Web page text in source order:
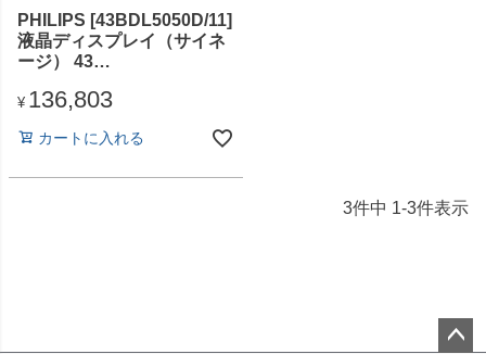
PHILIPS [43BDL5050D/11]
液晶ディスプレイ（サイネ
ージ） 43
DisplayPort、USBタイプ
り/Android/4K/Wi-Fi
¥ 136,803
カートに入れる
3件中 1-3件表示